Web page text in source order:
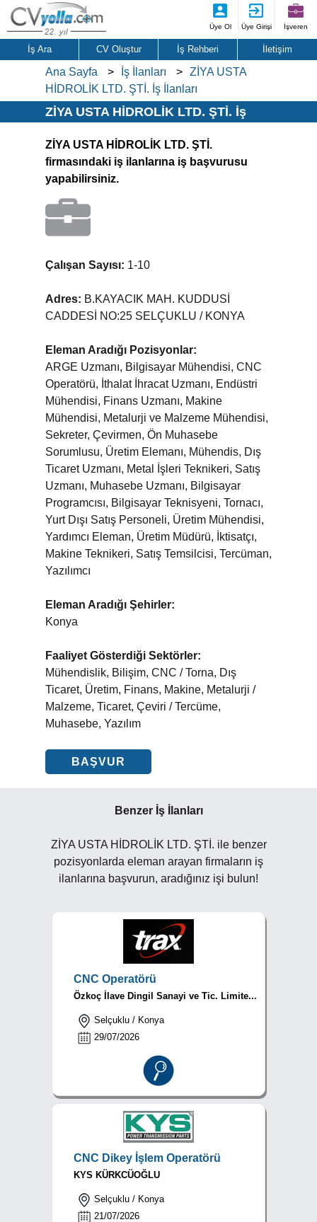
Üye Ol Üye Girişi İşveren
İş Ara CV Oluştur İş Rehberi İletişim
Ana Sayfa İş İlanları
ZİYA USTA
HİDROLİK LTD. ŞTİ. İş İlanları
ZİYA USTA HİDROLİK LTD. ŞTİ. İş
ZİYA USTA HİDROLİK LTD. ŞTİ.
firmasındaki iş ilanlarına iş başvurusu
yapabilirsiniz.
Çalışan Sayısı: 1-10
Adres: B.KAYACIK MAH. KUDDUSİ
CADDESİ NO:25 SELÇUKLU / KONYA
Eleman Aradığı Pozisyonlar:
ARGE Uzmanı, Bilgisayar Mühendisi, CNC
Operatörü, İthalat İhracat Uzmanı, Endüstri
Mühendisi, Finans Uzmanı, Makine
Mühendisi, Metalurji ve Malzeme Mühendisi,
Sekreter, Çevirmen, Ön Muhasebe
Sorumlusu, Üretim Elemanı, Mühendis, Dış
Ticaret Uzmanı, Metal İşleri Teknikeri, Satış
Uzmanı, Muhasebe Uzmanı, Bilgisayar
Programcısı, Bilgisayar Teknisyeni, Tornacı,
Yurt Dışı Satış Personeli, Üretim Mühendisi,
Yardımcı Eleman, Üretim Müdürü, İktisatçı,
Makine Teknikeri, Satış Temsilcisi, Tercüman,
Yazılımcı
Eleman Aradığı Şehirler:
Konya
Faaliyet Gösterdiği Sektörler:
Mühendislik, Bilişim, CNC / Torna, Dış
Ticaret, Üretim, Finans, Makine, Metalurji /
Malzeme, Ticaret, Çeviri / Tercüme,
Muhasebe, Yazılım
BAŞVUR
Benzer İş İlanları
ZİYA USTA HİDROLİK LTD. ŞTİ. ile benzer
pozisyonlarda eleman arayan firmaların iş
ilanlarına başvurun, aradığınız işi bulun!
CNC Operatörü
Özkoç İlave Dingil Sanayi ve Tic. Limite...
Selçuklu / Konya
29/07/2026
CNC Dikey İşlem Operatörü
KYS KÜRKCÜOĞLU
Selçuklu / Konya
21/07/2026